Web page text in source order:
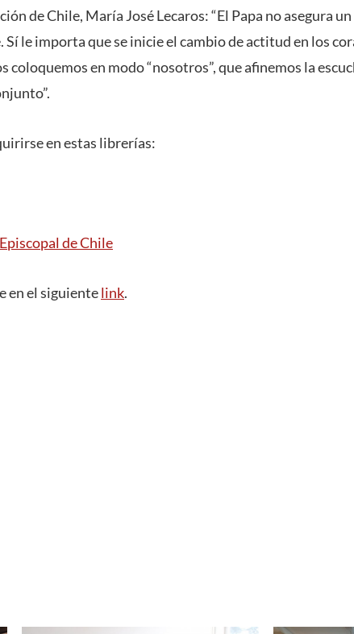
de Chile, María José Lecaros: “El Papa no asegura
le importa que se inicie el cambio de actitud en los
coloquemos en modo “nosotros”, que afinemos la
en estas librerías:
de Chile
en el siguientelink.